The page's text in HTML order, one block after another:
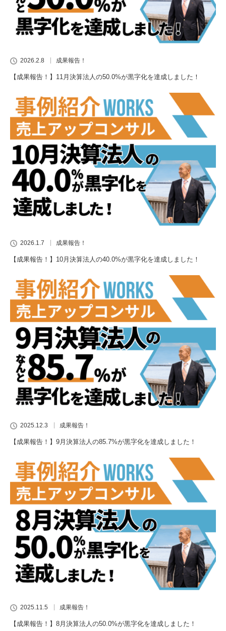
2026.2.8 成果報告！
【成果報告！】11月決算法人の50.0%が黒字化を達成しました！
2026.1.7 成果報告！
【成果報告！】10月決算法人の40.0%が黒字化を達成しました！
2025.12.3 成果報告！
【成果報告！】9月決算法人の85.7%が黒字化を達成しました！
2025.11.5 成果報告！
【成果報告！】8月決算法人の50.0%が黒字化を達成しました！